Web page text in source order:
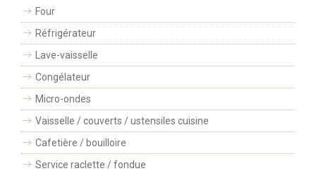
Four
Réfrigérateur
Lave-vaisselle
Congélateur
Micro-ondes
Vaisselle / couverts / ustensiles cuisine
Cafetière / bouilloire
Service raclette / fondue
CONTACTEZ-NOUS
+33(0)4 79 75 75 20
RÉSERVATION EN LIGNE